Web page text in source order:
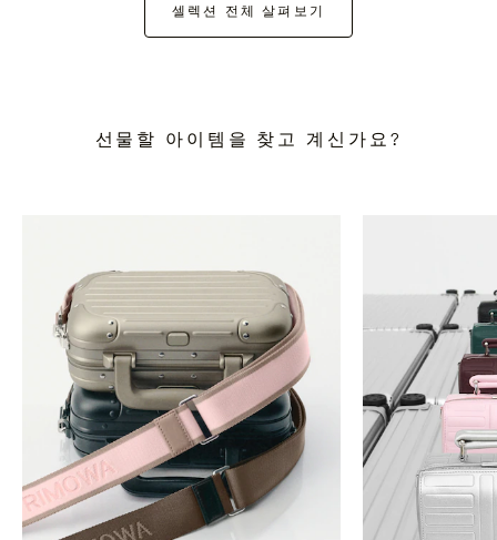
셀렉션 전체 살펴보기
선물할 아이템을 찾고 계신가요?